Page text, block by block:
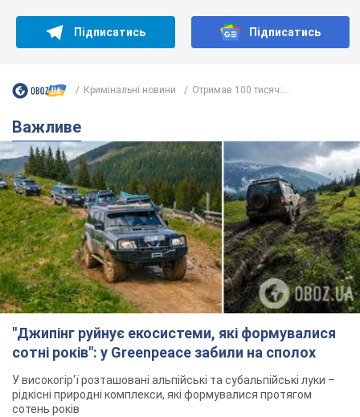
Підписатись Підписатись
Кримінальні новини Отримав 100 тисяч:...
Важливе
"Джипінг руйнує екосистеми, які формувалися
сотні років": у Greenpeace забили на сполох
У високогір'ї розташовані альпійські та субальпійські луки –
рідкісні природні комплекси, які формувалися протягом
сотень років